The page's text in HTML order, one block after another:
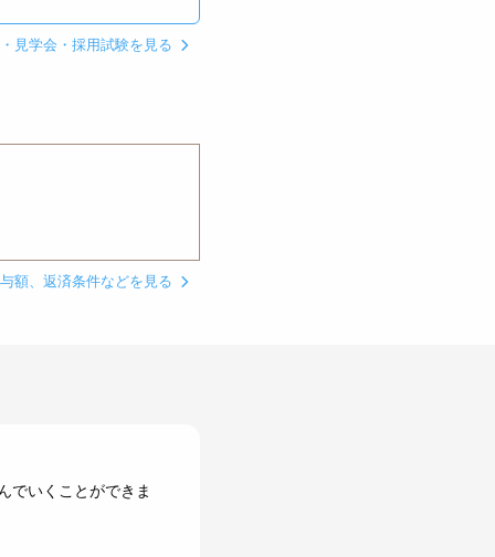
見学会・採用試験を見る
額、返済条件などを見る
でいくことができま